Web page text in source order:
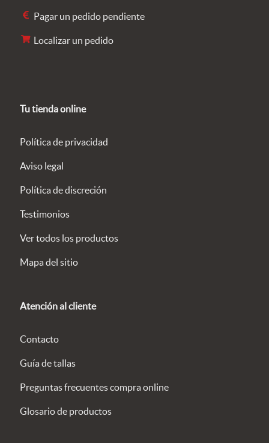
Pagar un pedido pendiente
Localizar un pedido
Tu tienda online
Política de privacidad
Aviso legal
Política de discreción
Testimonios
Ver todos los productos
Mapa del sitio
Atención al cliente
Contacto
Guía de tallas
Preguntas frecuentes compra online
Glosario de productos